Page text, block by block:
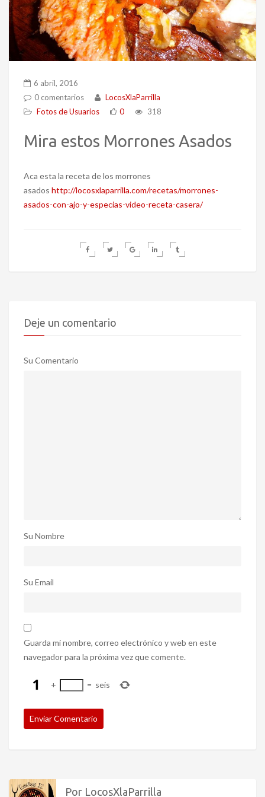
6 abril, 2016
0 comentarios
LocosXlaParrilla
Fotos de Usuarios
0 318
Mira estos Morrones Asados
Aca esta la receta de los morrones
asados http://locosxlaparrilla.com/recetas/morrones-
asados-con-ajo-y-especias-video-receta-casera/
Deje un comentario
Su Comentario
Su Nombre
Su Email
Guarda mi nombre, correo electrónico y web en este
navegador para la próxima vez que comente.
+ = seis
Por LocosXlaParrilla